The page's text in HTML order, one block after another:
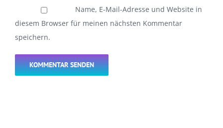
Name, E-Mail-Adresse und Website in
diesem Browser für meinen nächsten Kommentar
speichern.